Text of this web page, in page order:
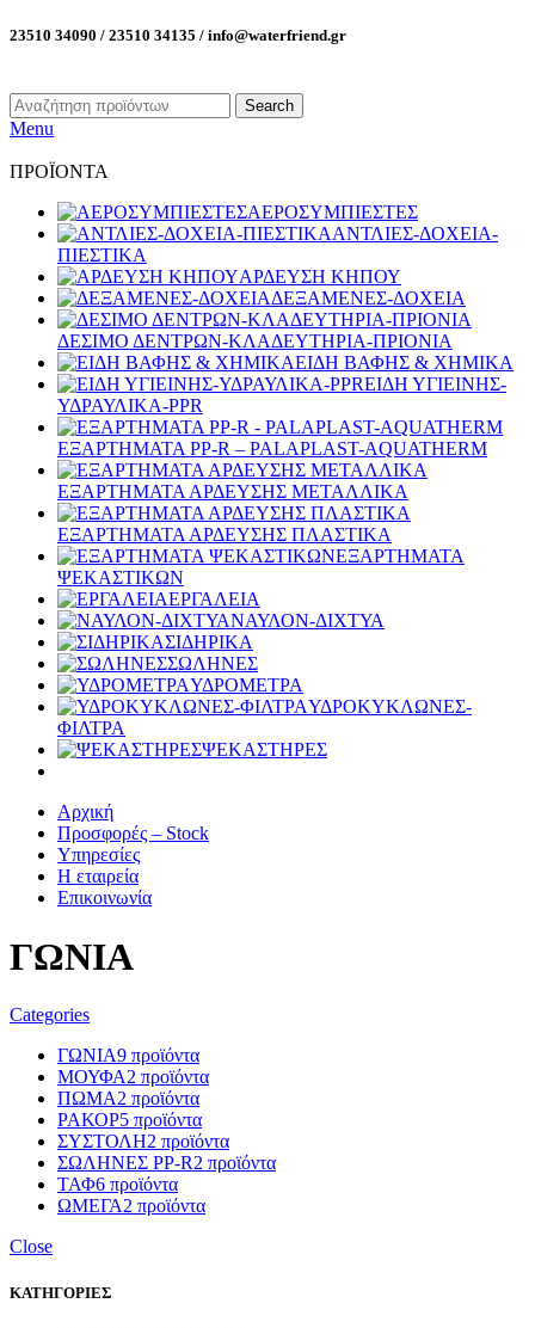
23510 34090 / 23510 34135 / info@waterfriend.gr
Search
Menu
ΠΡΟΪΟΝΤΑ
ΑΕΡΟΣΥΜΠΙΕΣΤΕΣ
ΑΝΤΛΙΕΣ-ΔΟΧΕΙΑ-
ΠΙΕΣΤΙΚΑ
ΑΡΔΕΥΣΗ ΚΗΠΟΥ
ΔΕΞΑΜΕΝΕΣ-ΔΟΧΕΙΑ
ΔΕΣΙΜΟ ΔΕΝΤΡΩΝ-ΚΛΑΔΕΥΤΗΡΙΑ-ΠΡΙΟΝΙΑ
ΕΙΔΗ ΒΑΦΗΣ & ΧΗΜΙΚΑ
ΕΙΔΗ ΥΓΙΕΙΝΗΣ-
ΥΔΡΑΥΛΙΚΑ-PPR
ΕΞΑΡΤΗΜΑΤΑ PP-R – PALAPLAST-AQUATHERM
ΕΞΑΡΤΗΜΑΤΑ ΑΡΔΕΥΣΗΣ ΜΕΤΑΛΛΙΚΑ
ΕΞΑΡΤΗΜΑΤΑ ΑΡΔΕΥΣΗΣ ΠΛΑΣΤΙΚΑ
ΕΞΑΡΤΗΜΑΤΑ
ΨΕΚΑΣΤΙΚΩΝ
ΕΡΓΑΛΕΙΑ
ΝΑΥΛΟΝ-ΔΙΧΤΥΑ
ΣΙΔΗΡΙΚΑ
ΣΩΛΗΝΕΣ
ΥΔΡΟΜΕΤΡΑ
ΥΔΡΟΚΥΚΛΩΝΕΣ-
ΦΙΛΤΡΑ
ΨΕΚΑΣΤΗΡΕΣ
Αρχική
Προσφορές – Stock
Υπηρεσίες
Η εταιρεία
Επικοινωνία
ΓΩΝΙΑ
Categories
ΓΩΝΙΑ9 προϊόντα
ΜΟΥΦΑ2 προϊόντα
ΠΩΜΑ2 προϊόντα
ΡΑΚΟΡ5 προϊόντα
ΣΥΣΤΟΛΗ2 προϊόντα
ΣΩΛΗΝΕΣ PP-R2 προϊόντα
ΤΑΦ6 προϊόντα
ΩΜΕΓΑ2 προϊόντα
Close
ΚΑΤΗΓΟΡΙΕΣ